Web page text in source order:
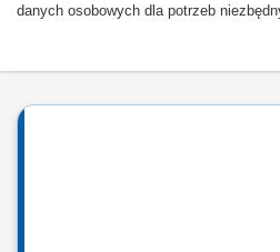
danych osobowych dla potrzeb